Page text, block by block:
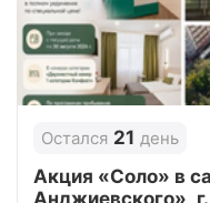
Санаторий
Цена в сутки от
Рейтинг
Остался 21 день
Акция «Соло» в